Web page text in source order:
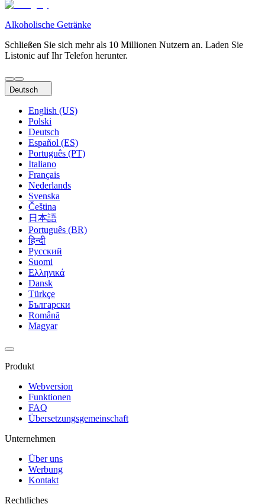
Alkoholische Getränke
Schließen Sie sich mehr als 10 Millionen Nutzern an. Laden Sie
Listonic auf Ihr Telefon herunter.
Deutsch
English (US)
Polski
Deutsch
Español (ES)
Português (PT)
Italiano
Français
Nederlands
Svenska
Čeština
日本語
Português (BR)
हिन्दी
Русский
Suomi
Ελληνικά
Dansk
Türkçe
Български
Română
Magyar
Produkt
Webversion
Funktionen
FAQ
Übersetzungsgemeinschaft
Unternehmen
Über uns
Werbung
Kontakt
Rechtliches